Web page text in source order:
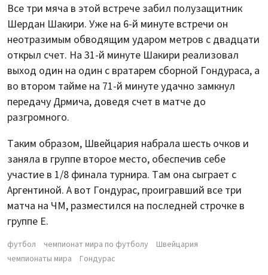
Все три мяча в этой встрече забил полузащитник
Шердан Шакири. Уже на 6-й минуте встречи он
неотразимым обводящим ударом метров с двадцати
открыл счет. На 31-й минуте Шакири реализовал
выход один на один с вратарем сборной Гондураса, а
во втором тайме на 71-й минуте удачно замкнул
передачу Дрмича, доведя счет в матче до
разгромного.
Таким образом, Швейцария набрала шесть очков и
заняла в группе второе место, обеспечив себе
участие в 1/8 финала турнира. Там она сыграет с
Аргентиной. А вот Гондурас, проигравший все три
матча на ЧМ, разместился на последней строчке в
группе E.
футбол чемпионат мира по футболу
Швейцария
чемпионаты мира
Гондурас